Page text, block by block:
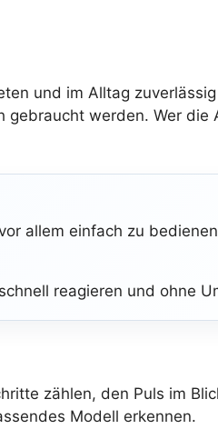
und im Alltag
werden. Wer die
allem einfach zu
reagieren und ohne
zählen, den Puls im
Modell erkennen.